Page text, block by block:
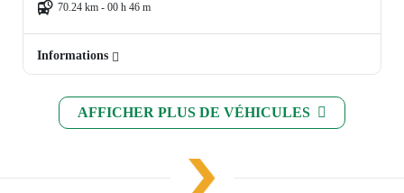
70.24 km - 00 h 46 m
Informations
AFFICHER PLUS DE VÉHICULES